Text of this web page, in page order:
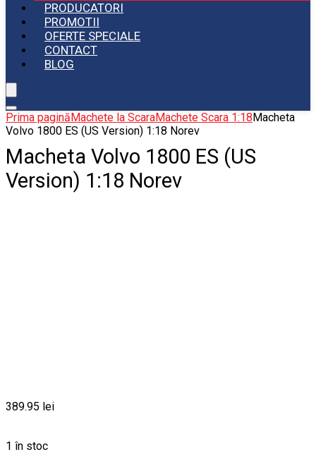
PRODUCATORI
PROMOTII
OFERTE SPECIALE
CONTACT
BLOG
Prima paginăMachete la ScaraMachete Scara 1:18Macheta
Volvo 1800 ES (US Version) 1:18 Norev
Macheta Volvo 1800 ES (US
Version) 1:18 Norev
389.95 lei
1 în stoc